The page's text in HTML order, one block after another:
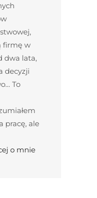
firmę w
dwa lata,
decyzji
To
pracę, ale
o mnie